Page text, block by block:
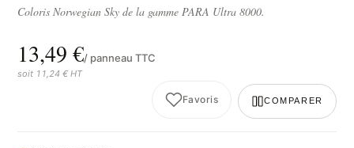
Coloris Norwegian Sky de la gamme PARA Ultra 8000.
13,49 €/ panneau TTC
soit 11,24 € HT
Favoris COMPARER